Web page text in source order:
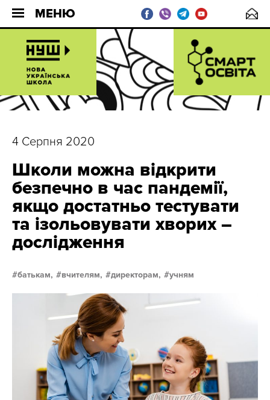
МЕНЮ
4 Серпня 2020
Школи можна відкрити
безпечно в час пандемії,
якщо достатньо тестувати
та ізольовувати хворих –
дослідження
батькам, вчителям, директорам, учням